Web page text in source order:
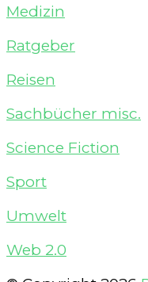
Medizin
Ratgeber
Reisen
Sachbücher misc.
Science Fiction
Sport
Umwelt
Web 2.0